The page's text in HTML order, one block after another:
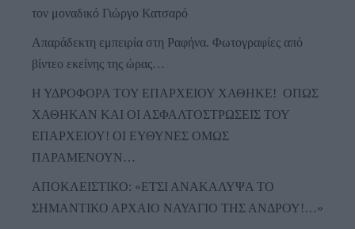
τον μοναδικό Γιώργο Κατσαρό
Απαράδεκτη εμπειρία στη Ραφήνα. Φωτογραφίες από
βίντεο εκείνης της ώρας…
Η ΥΔΡΟΦΟΡΑ ΤΟΥ ΕΠΑΡΧΕΙΟΥ ΧΑΘΗΚΕ! ΟΠΩΣ
ΧΑΘΗΚΑΝ ΚΑΙ ΟΙ ΑΣΦΑΛΤΟΣΤΡΩΣΕΙΣ ΤΟΥ
ΕΠΑΡΧΕΙΟΥ! ΟΙ ΕΥΘΥΝΕΣ ΟΜΩΣ
ΠΑΡΑΜΕΝΟΥΝ…
ΑΠΟΚΛΕΙΣΤΙΚΟ: «ΕΤΣΙ ΑΝΑΚΑΛΥΨΑ ΤΟ
ΣΗΜΑΝΤΙΚΟ ΑΡΧΑΙΟ ΝΑΥΑΓΙΟ ΤΗΣ ΑΝΔΡΟΥ!…»